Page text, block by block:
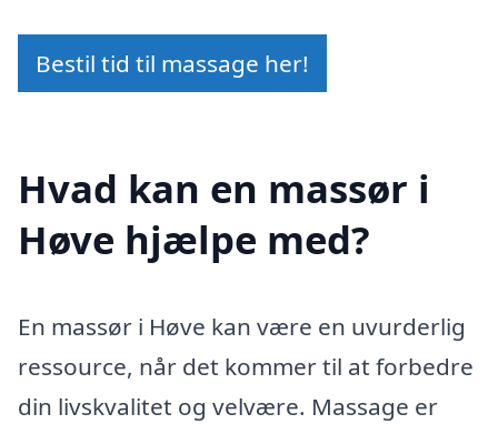
Bestil tid til massage her!
Hvad kan en massør i
Høve hjælpe med?
En massør i Høve kan være en uvurderlig
ressource, når det kommer til at forbedre
din livskvalitet og velvære. Massage er